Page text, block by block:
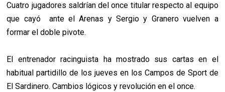
Cuatro jugadores saldrían del once titular respecto al equipo
que cayó ante el Arenas y Sergio y Granero vuelven a
formar el doble pivote.
El entrenador racinguista ha mostrado sus cartas en el
habitual partidillo de los jueves en los Campos de Sport de
El Sardinero. Cambios lógicos y revolución en el once.